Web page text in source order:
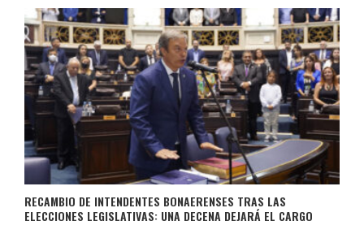
RECAMBIO DE INTENDENTES BONAERENSES TRAS LAS
ELECCIONES LEGISLATIVAS: UNA DECENA DEJARÁ EL CARGO